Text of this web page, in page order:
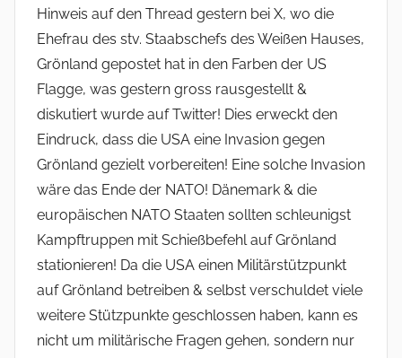
Hinweis auf den Thread gestern bei X, wo die
Ehefrau des stv. Staabschefs des Weißen Hauses,
Grönland gepostet hat in den Farben der US
Flagge, was gestern gross rausgestellt &
diskutiert wurde auf Twitter! Dies erweckt den
Eindruck, dass die USA eine Invasion gegen
Grönland gezielt vorbereiten! Eine solche Invasion
wäre das Ende der NATO! Dänemark & die
europäischen NATO Staaten sollten schleunigst
Kampftruppen mit Schießbefehl auf Grönland
stationieren! Da die USA einen Militärstützpunkt
auf Grönland betreiben & selbst verschuldet viele
weitere Stützpunkte geschlossen haben, kann es
nicht um militärische Fragen gehen, sondern nur